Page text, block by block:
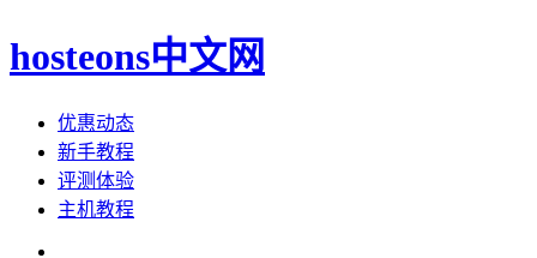
hosteons中文网
优惠动态
新手教程
评测体验
主机教程